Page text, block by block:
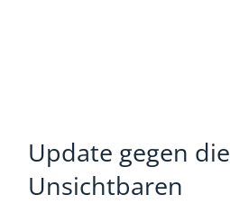
Update gegen die
Unsichtbaren